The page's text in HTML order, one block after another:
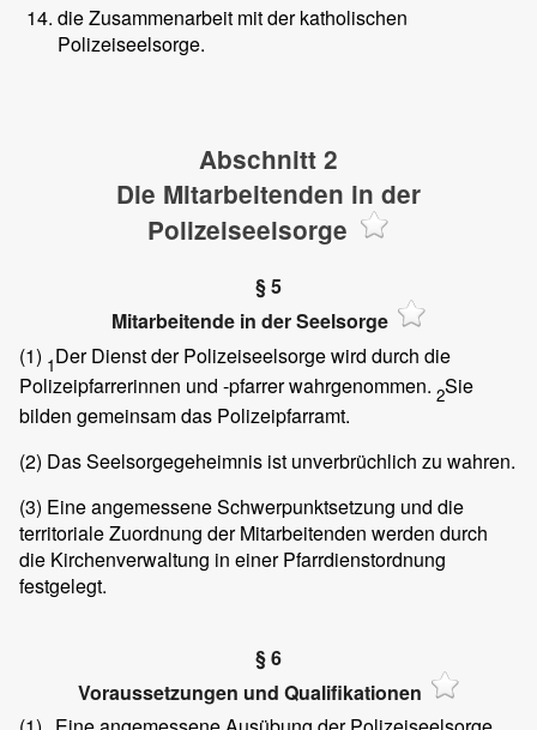
die Zusammenarbeit mit der katholischen
Polizeiseelsorge.
Abschnitt 2
Die Mitarbeitenden in der
Polizeiseelsorge
§ 5
Mitarbeitende in der Seelsorge
(1) 1Der Dienst der Polizeiseelsorge wird durch die
Polizeipfarrerinnen und -pfarrer wahrgenommen. 2Sie
bilden gemeinsam das Polizeipfarramt.
(2) Das Seelsorgegeheimnis ist unverbrüchlich zu wahren.
(3) Eine angemessene Schwerpunktsetzung und die
territoriale Zuordnung der Mitarbeitenden werden durch
die Kirchenverwaltung in einer Pfarrdienstordnung
festgelegt.
§ 6
Voraussetzungen und Qualifikationen